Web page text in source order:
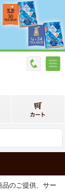
のご提供、サー